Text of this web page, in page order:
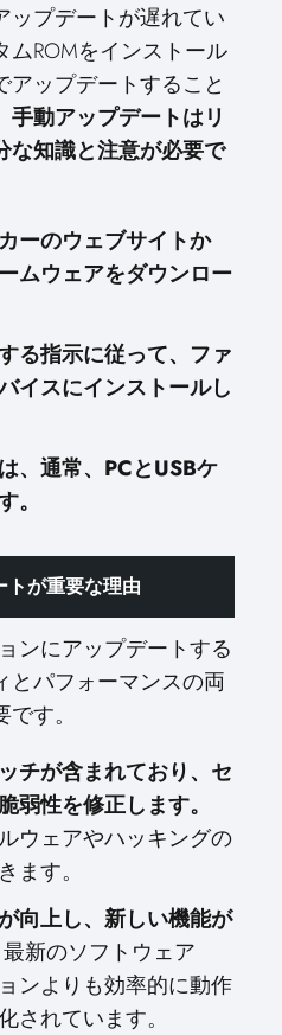
ップデートが遅れてい
ムROMをインストール
アップデートすること
手動アップデートはリ
な知識と注意が必要で
ーのウェブサイトか
ムウェアをダウンロー
る指示に従って、ファ
イスにインストールし
、通常、PCとUSBケ
。
が重要な理由
ンにアップデートする
とパフォーマンスの両
す。
チが含まれており、セ
弱性を修正します。
ウェアやハッキングの
ます。
向上し、新しい機能が
最新のソフトウェア
ンよりも効率的に動作
されています。